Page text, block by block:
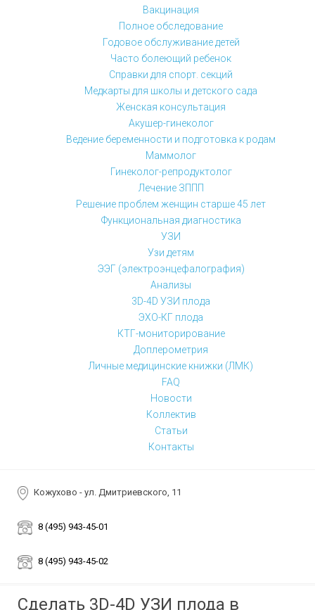
Вакцинация
Полное обследование
Годовое обслуживание детей
Часто болеющий ребенок
Справки для спорт. секций
Медкарты для школы и детского сада
Женская консультация
Акушер-гинеколог
Ведение беременности и подготовка к родам
Маммолог
Гинеколог-репродуктолог
Лечение ЗППП
Решение проблем женщин старше 45 лет
Функциональная диагностика
УЗИ
Узи детям
ЭЭГ (электроэнцефалография)
Анализы
3D-4D УЗИ плода
ЭХО-КГ плода
КТГ-мониторирование
Доплерометрия
Личные медицинские книжки (ЛМК)
FAQ
Новости
Коллектив
Статьи
Контакты
Кожухово - ул. Дмитриевского, 11
8 (495) 943-45-01
8 (495) 943-45-02
Сделать 3D-4D УЗИ плода в